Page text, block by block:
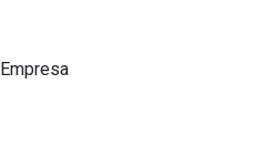
Empresa